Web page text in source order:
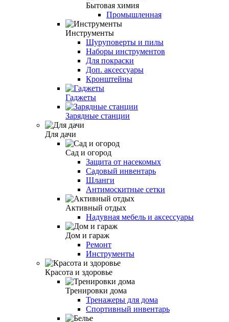
Бытовая химия
Промышленная
Инструменты
Шуруповерты и пилы
Наборы инструментов
Для покраски
Доп. аксессуары
Кронштейны
Гаджеты
Зарядные станции
Для дачи
Сад и огород
Защита от насекомых
Садовый инвентарь
Шланги
Антимоскитные сетки
Активный отдых
Надувная мебель и аксессуары
Дом и гараж
Ремонт
Инструменты
Красота и здоровье
Тренировки дома
Тренажеры для дома
Спортивный инвентарь